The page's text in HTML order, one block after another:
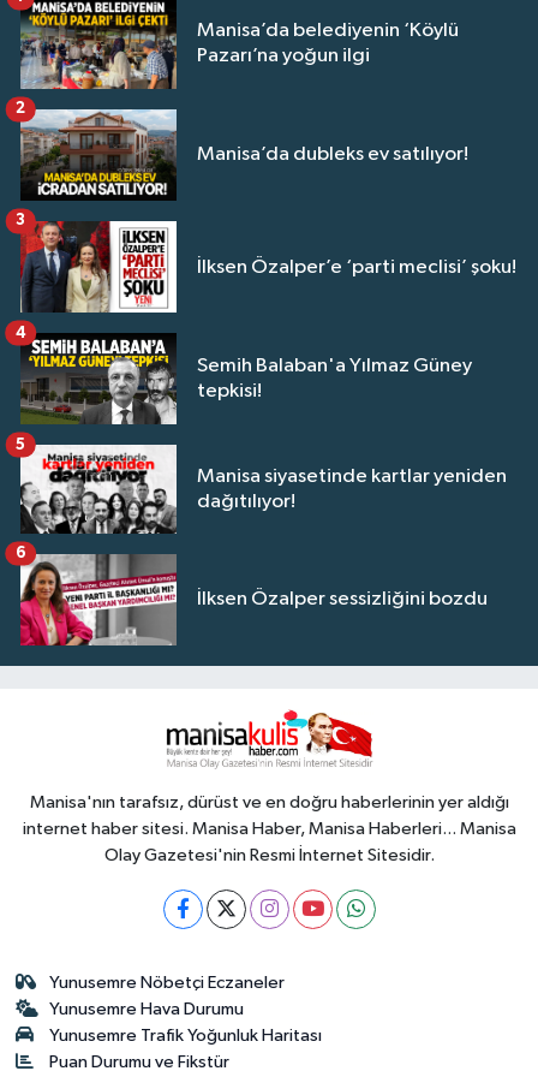
Manisa’da belediyenin ‘Köylü
Pazarı’na yoğun ilgi
Manisa’da dubleks ev satılıyor!
2
İlksen Özalper’e ‘parti meclisi’ şoku!
3
Semih Balaban'a Yılmaz Güney
tepkisi!
4
Manisa siyasetinde kartlar yeniden
dağıtılıyor!
5
İlksen Özalper sessizliğini bozdu
6
Manisa'nın tarafsız, dürüst ve en doğru haberlerinin yer aldığı
internet haber sitesi. Manisa Haber, Manisa Haberleri... Manisa
Olay Gazetesi'nin Resmi İnternet Sitesidir.
Yunusemre Nöbetçi Eczaneler
Yunusemre Hava Durumu
Yunusemre Trafik Yoğunluk Haritası
Puan Durumu ve Fikstür